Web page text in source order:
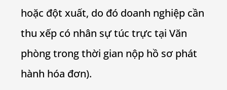
hoặc đột xuất, do đó doanh nghiệp cần
thu xếp có nhân sự túc trực tại Văn
phòng trong thời gian nộp hồ sơ phát
hành hóa đơn).